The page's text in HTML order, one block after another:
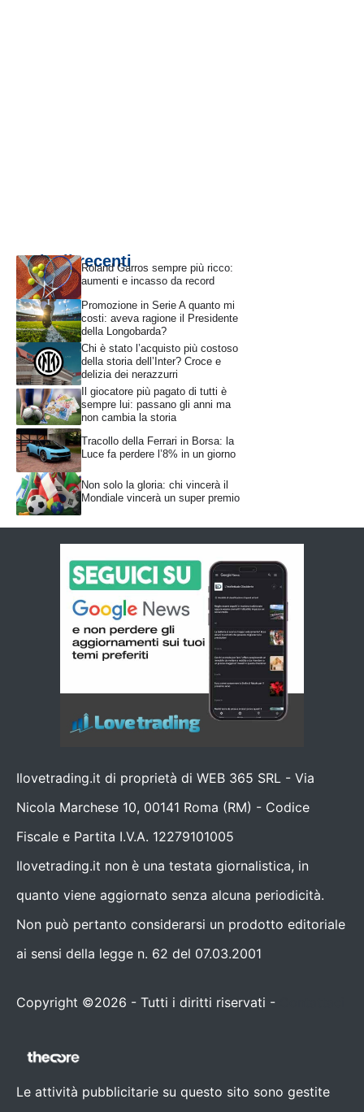
Articoli recentiRoland Garros sempre più ricco:
aumenti e incasso da record
Promozione in Serie A quanto mi
costi: aveva ragione il Presidente
della Longobarda?
Chi è stato l’acquisto più costoso
della storia dell’Inter? Croce e
delizia dei nerazzurri
Il giocatore più pagato di tutti è
sempre lui: passano gli anni ma
non cambia la storia
Tracollo della Ferrari in Borsa: la
Luce fa perdere l’8% in un giorno
Non solo la gloria: chi vincerà il
Mondiale vincerà un super premio
Ilovetrading.it di proprietà di WEB 365 SRL - Via
Nicola Marchese 10, 00141 Roma (RM) - Codice
Fiscale e Partita I.V.A. 12279101005
Ilovetrading.it non è una testata giornalistica, in
quanto viene aggiornato senza alcuna periodicità.
Non può pertanto considerarsi un prodotto editoriale
ai sensi della legge n. 62 del 07.03.2001
Copyright ©2026 - Tutti i diritti riservati -
Le attività pubblicitarie su questo sito sono gestite